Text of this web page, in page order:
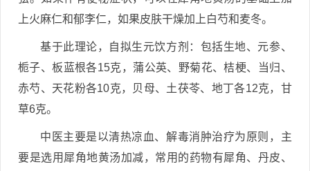
上火麻仁和郁李仁，如果皮肤干燥加上白芍和麦冬。
基于此理论，自拟生元饮方剂：包括生地、元参、
栀子、板蓝根各15克，蒲公英、野菊花、桔梗、当归、
赤芍、天花粉各10克，贝母、土茯苓、地丁各12克，甘
草6克。
中医主要是以清热凉血、解毒消肿治疗为原则，主
要是选用犀角地黄汤加减，常用的药物有犀角、丹皮、